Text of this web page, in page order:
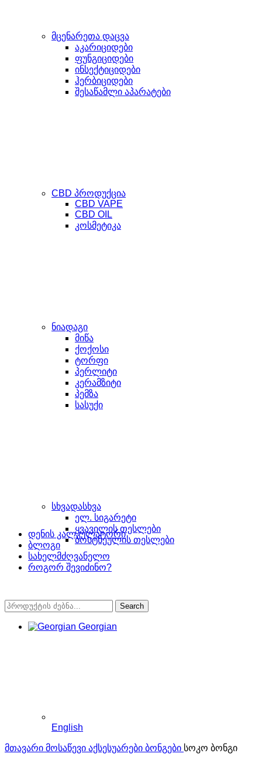
მცენარეთა დაცვა
აკარიციდები
ფუნგიციდები
ინსექტიციდები
ჰერბიციდები
შესაწამლი აპარატები
CBD პროდუქცია
CBD VAPE
CBD OIL
კოსმეტიკა
ნიადაგი
მიწა
ქოქოსი
ტორფი
პერლიტი
კერამზიტი
პემზა
სასუქი
სხვადასხვა
ელ. სიგარეტი
ყვავილის თესლები
ბოსტნეულის თესლები
დენის კალკულატორი
ბლოგი
სახელმძღვანელო
როგორ შევიძინო?
Search
Georgian
English
მთავარი მოსაწევი აქსესუარები ბონგები სოკო ბონგი